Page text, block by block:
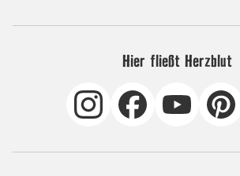
Hier fließt Herzblut